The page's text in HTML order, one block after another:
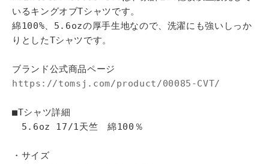
いるキングオブTシャツです。
綿100%、5.6ozの厚手生地なので、洗濯にも強いしっか
りとしたTシャツです。
ブランド公式商品ページ
https://tomsj.com/product/00085-CVT/
■Tシャツ詳細
5.6oz 17/1天竺 綿100％
・サイズ